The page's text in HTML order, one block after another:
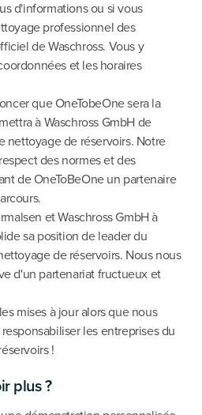
d'informations ou si vous
professionnel des
de Waschross. Vous y
et les horaires
que OneTobeOne sera la
à Waschross GmbH de
nettoyage de réservoirs. Notre
des normes et des
de OneToBeOne un partenaire
et Waschross GmbH à
sa position de leader du
de réservoirs. Nous nous
d'un partenariat fructueux et
mises à jour alors que nous
les entreprises du
!
plus ?